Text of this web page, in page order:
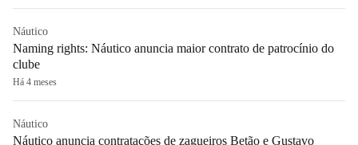
Náutico
Naming rights: Náutico anuncia maior contrato de patrocínio do
clube
Há 4 meses
Náutico
Náutico anuncia contratações de zagueiros Betão e Gustavo